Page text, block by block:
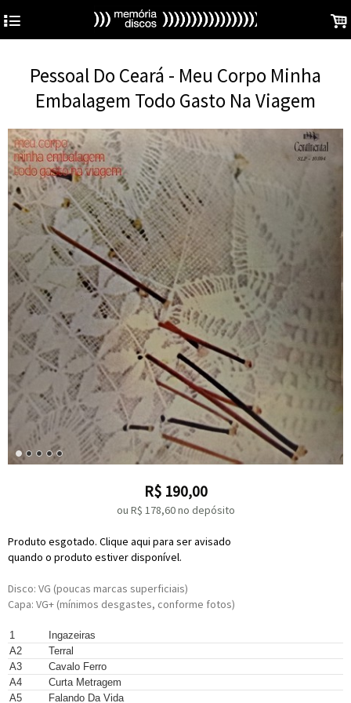
4 .
Pessoal Do Ceará - Meu Corpo Minha
Embalagem Todo Gasto Na Viagem
R$ 190,00
ou R$ 178,60no depósito
Produto esgotado. Clique aqui para ser avisado
quando o produto estiver disponível.
Disco: VG (poucas marcas superficiais)
Capa: VG+ (mínimos desgastes, conforme fotos)
1 Ingazeiras
Written-By –
A2
Terral
Written-By –
A3
Cavalo Ferro
Written-By –
A4
Curta Metragem
Written-By –Dedé
A5
Falando Da Vida
Written-By –Dedé